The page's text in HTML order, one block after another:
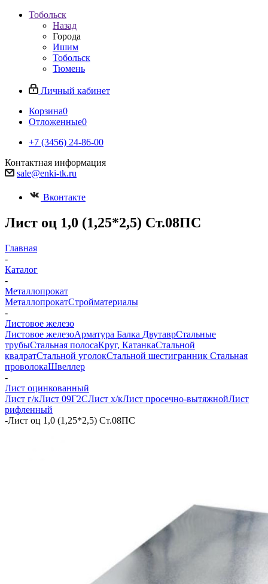
Тобольск
Назад
Города
Ишим
Тобольск
Тюмень
Личный кабинет
Корзина0
Отложенные0
+7 (3456) 24-86-00
Контактная информация
sale@enki-tk.ru
Вконтакте
Лист оц 1,0 (1,25*2,5) Ст.08ПС
Главная
-
Каталог
-
Металлопрокат
МеталлопрокатСтройматериалы
-
Листовое железо
Листовое железоАрматура Балка ДвутаврСтальные
трубыСтальная полосаКруг, КатанкаСтальной
квадратСтальной уголокСтальной шестигранник Стальная
проволокаШвеллер
-
Лист оцинкованный
Лист г/кЛист 09Г2СЛист х/кЛист просечно-вытяжнойЛист
рифленный
-Лист оц 1,0 (1,25*2,5) Ст.08ПС